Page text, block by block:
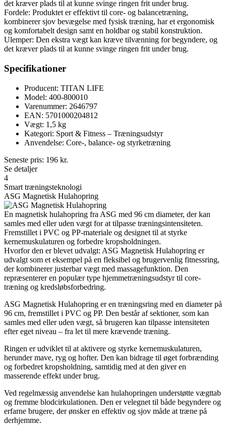
det kræver plads til at kunne svinge ringen frit under brug.
Fordele: Produktet er effektivt til core- og balancetræning,
kombinerer sjov bevægelse med fysisk træning, har et ergonomisk
og komfortabelt design samt en holdbar og stabil konstruktion.
Ulemper: Den ekstra vægt kan kræve tilvænning for begyndere, og
det kræver plads til at kunne svinge ringen frit under brug.
Specifikationer
Producent: TITAN LIFE
Model: 400-800010
Varenummer: 2646797
EAN: 5701000204812
Vægt: 1,5 kg
Kategori: Sport & Fitness – Træningsudstyr
Anvendelse: Core-, balance- og styrketræning
Seneste pris: 196 kr.
Se detaljer
4
Smart træningsteknologi
ASG Magnetisk Hulahopring
En magnetisk hulahopring fra ASG med 96 cm diameter, der kan
samles med eller uden vægt for at tilpasse træningsintensiteten.
Fremstillet i PVC og PP-materiale og designet til at styrke
kernemuskulaturen og forbedre kropsholdningen.
Hvorfor den er blevet udvalgt: ASG Magnetisk Hulahopring er
udvalgt som et eksempel på en fleksibel og brugervenlig fitnessring,
der kombinerer justerbar vægt med massagefunktion. Den
repræsenterer en populær type hjemmetræningsudstyr til core-
træning og kredsløbsforbedring.
ASG Magnetisk Hulahopring er en træningsring med en diameter på
96 cm, fremstillet i PVC og PP. Den består af sektioner, som kan
samles med eller uden vægt, så brugeren kan tilpasse intensiteten
efter eget niveau – fra let til mere krævende træning.
Ringen er udviklet til at aktivere og styrke kernemuskulaturen,
herunder mave, ryg og hofter. Den kan bidrage til øget forbrænding
og forbedret kropsholdning, samtidig med at den giver en
masserende effekt under brug.
Ved regelmæssig anvendelse kan hulahopringen understøtte vægttab
og fremme blodcirkulationen. Den er velegnet til både begyndere og
erfarne brugere, der ønsker en effektiv og sjov måde at træne på
derhjemme.